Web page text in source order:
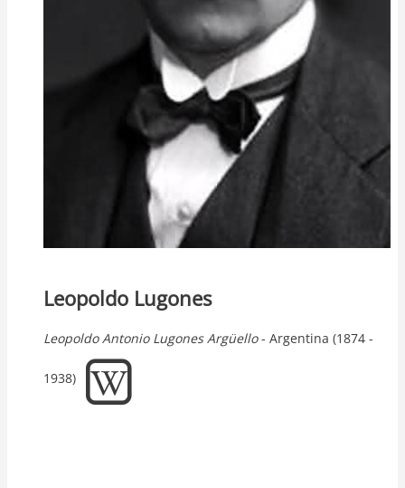
Leopoldo Lugones
Leopoldo Antonio Lugones Argüello- Argentina (1874 -
1938)